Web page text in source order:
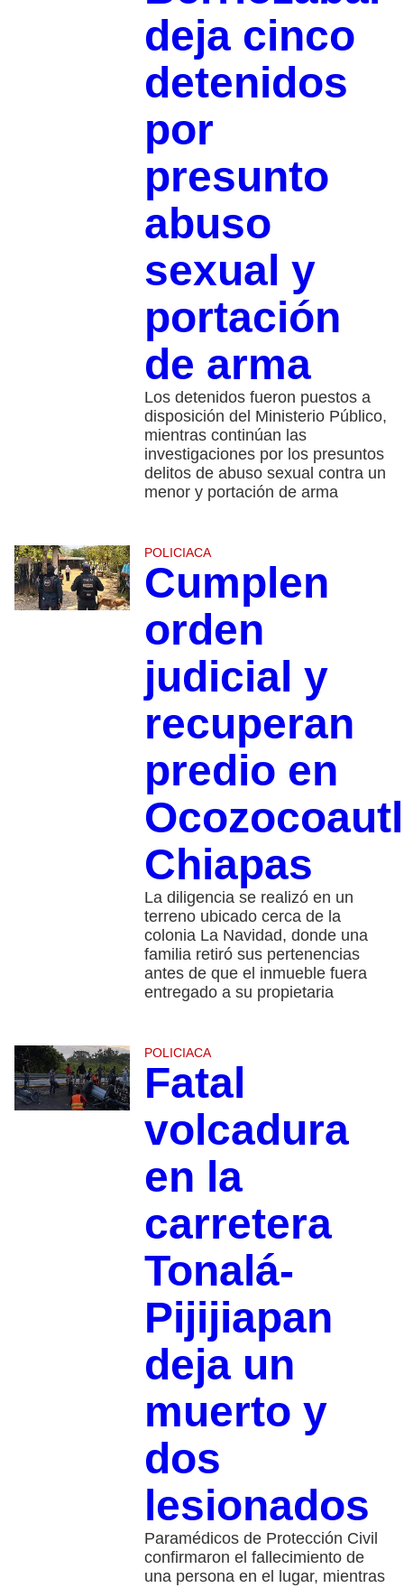
deja cinco
detenidos
por
presunto
abuso
sexual y
portación
de arma
Los detenidos fueron puestos a
disposición del Ministerio Público,
mientras continúan las
investigaciones por los presuntos
delitos de abuso sexual contra un
menor y portación de arma
POLICIACA
Cumplen
orden
judicial y
recuperan
predio en
Chiapas
La diligencia se realizó en un
terreno ubicado cerca de la
colonia La Navidad, donde una
familia retiró sus pertenencias
antes de que el inmueble fuera
entregado a su propietaria
POLICIACA
Fatal
volcadura
en la
carretera
Tonalá-
Pijijiapan
deja un
muerto y
dos
lesionados
Paramédicos de Protección Civil
confirmaron el fallecimiento de
una persona en el lugar, mientras